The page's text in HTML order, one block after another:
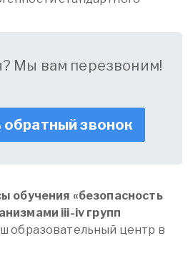
Мы вам перезвоним!
обратный звонок
обучения «безопасность
iii-iv групп
образовательный центр в